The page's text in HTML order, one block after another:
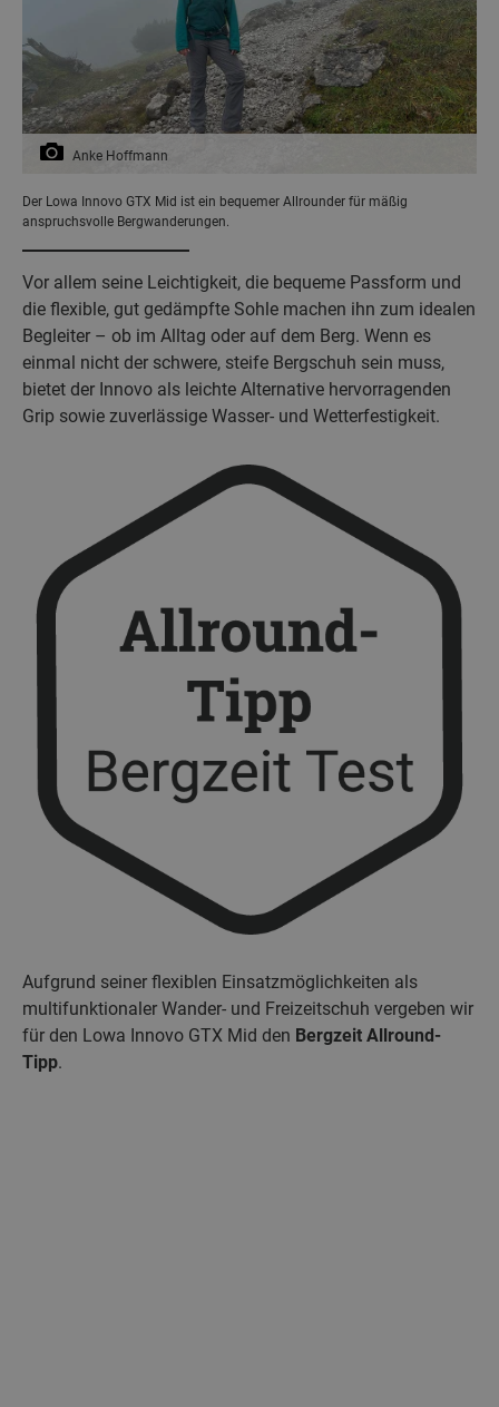
Anke Hoffmann
Der Lowa Innovo GTX Mid ist ein bequemer Allrounder für mäßig
anspruchsvolle Bergwanderungen.
Vor allem seine Leichtigkeit, die bequeme Passform und
die flexible, gut gedämpfte Sohle machen ihn zum idealen
Begleiter – ob im Alltag oder auf dem Berg. Wenn es
einmal nicht der schwere, steife Bergschuh sein muss,
bietet der Innovo als leichte Alternative hervorragenden
Grip sowie zuverlässige Wasser- und Wetterfestigkeit.
Aufgrund seiner flexiblen Einsatzmöglichkeiten als
multifunktionaler Wander- und Freizeitschuh vergeben wir
für den Lowa Innovo GTX Mid den Bergzeit Allround-
Tipp.